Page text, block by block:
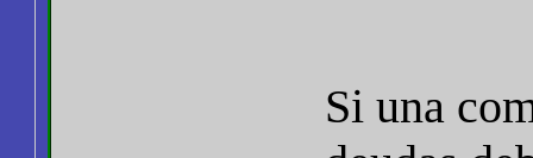
Si una